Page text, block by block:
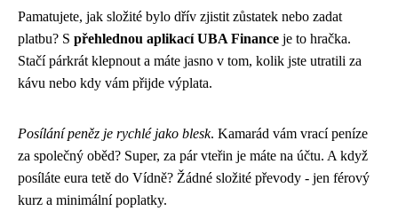
Pamatujete, jak složité bylo dřív zjistit zůstatek nebo zadat
platbu? S přehlednou aplikací UBA Finance je to hračka.
Stačí párkrát klepnout a máte jasno v tom, kolik jste utratili za
kávu nebo kdy vám přijde výplata.
Posílání peněz je rychlé jako blesk. Kamarád vám vrací peníze
za společný oběd? Super, za pár vteřin je máte na účtu. A když
posíláte eura tetě do Vídně? Žádné složité převody - jen férový
kurz a minimální poplatky.